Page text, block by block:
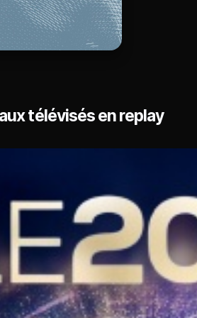
télévisés en replay